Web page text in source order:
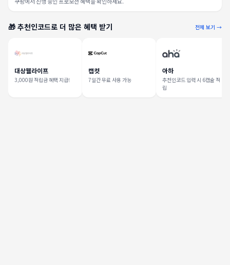
🎁 추천인코드로 더 많은 혜택 받기 전체 보기 →
대상웰라이프
3,000원 적립금 혜택 지급!
캡컷
7일간 무료 사용 가능
아하
추천인코드 입력 시 6캡슐 적
립